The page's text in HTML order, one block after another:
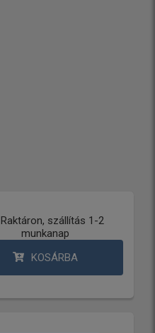
Raktáron, szállítás 1-2
munkanap
KOSÁRBA